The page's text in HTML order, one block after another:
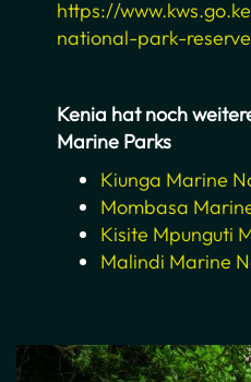
https://
national-park-reserve
Kenia hat noch
Marine Parks
Kiunga Marine
Mombasa
Kisite Mpunguti
Malindi Marine